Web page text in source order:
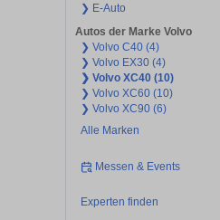
❯ E-Auto
Autos der Marke Volvo
❯ Volvo C40 (4)
❯ Volvo EX30 (4)
❯ Volvo XC40 (10)
❯ Volvo XC60 (10)
❯ Volvo XC90 (6)
Alle Marken
Messen & Events
Experten finden